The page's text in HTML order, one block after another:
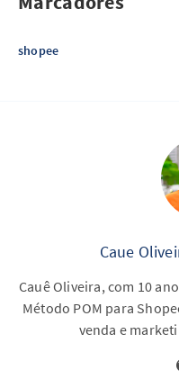
shopee
Caue
Cauê Oliveira, com 10
Método POM para
venda e